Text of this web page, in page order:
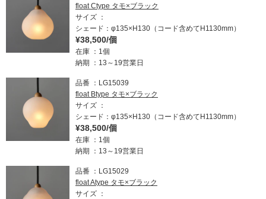
float Ctype タモ×ブラック
サイズ
シェード：φ135×H130（コード含めてH1130mm）
¥38,500/個
在庫
1個
納期
13～19営業日
品番
LG15039
float Btype タモ×ブラック
サイズ
シェード：φ135×H130（コード含めてH1130mm）
¥38,500/個
在庫
1個
納期
13～19営業日
品番
LG15029
float Atype タモ×ブラック
サイズ